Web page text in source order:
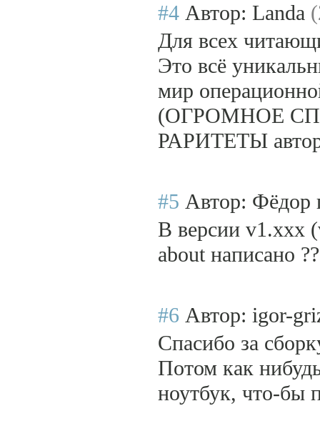
#4 Автор: Landa
Для всех
Это всё
мир
(ОГРОМНОЕ
РАРИТЕТЫ
#5 Автор: Фёдор
В версии v1.xxx
about написано
#6 Автор: igor-
Спасибо за
Потом как
ноутбук, что-бы